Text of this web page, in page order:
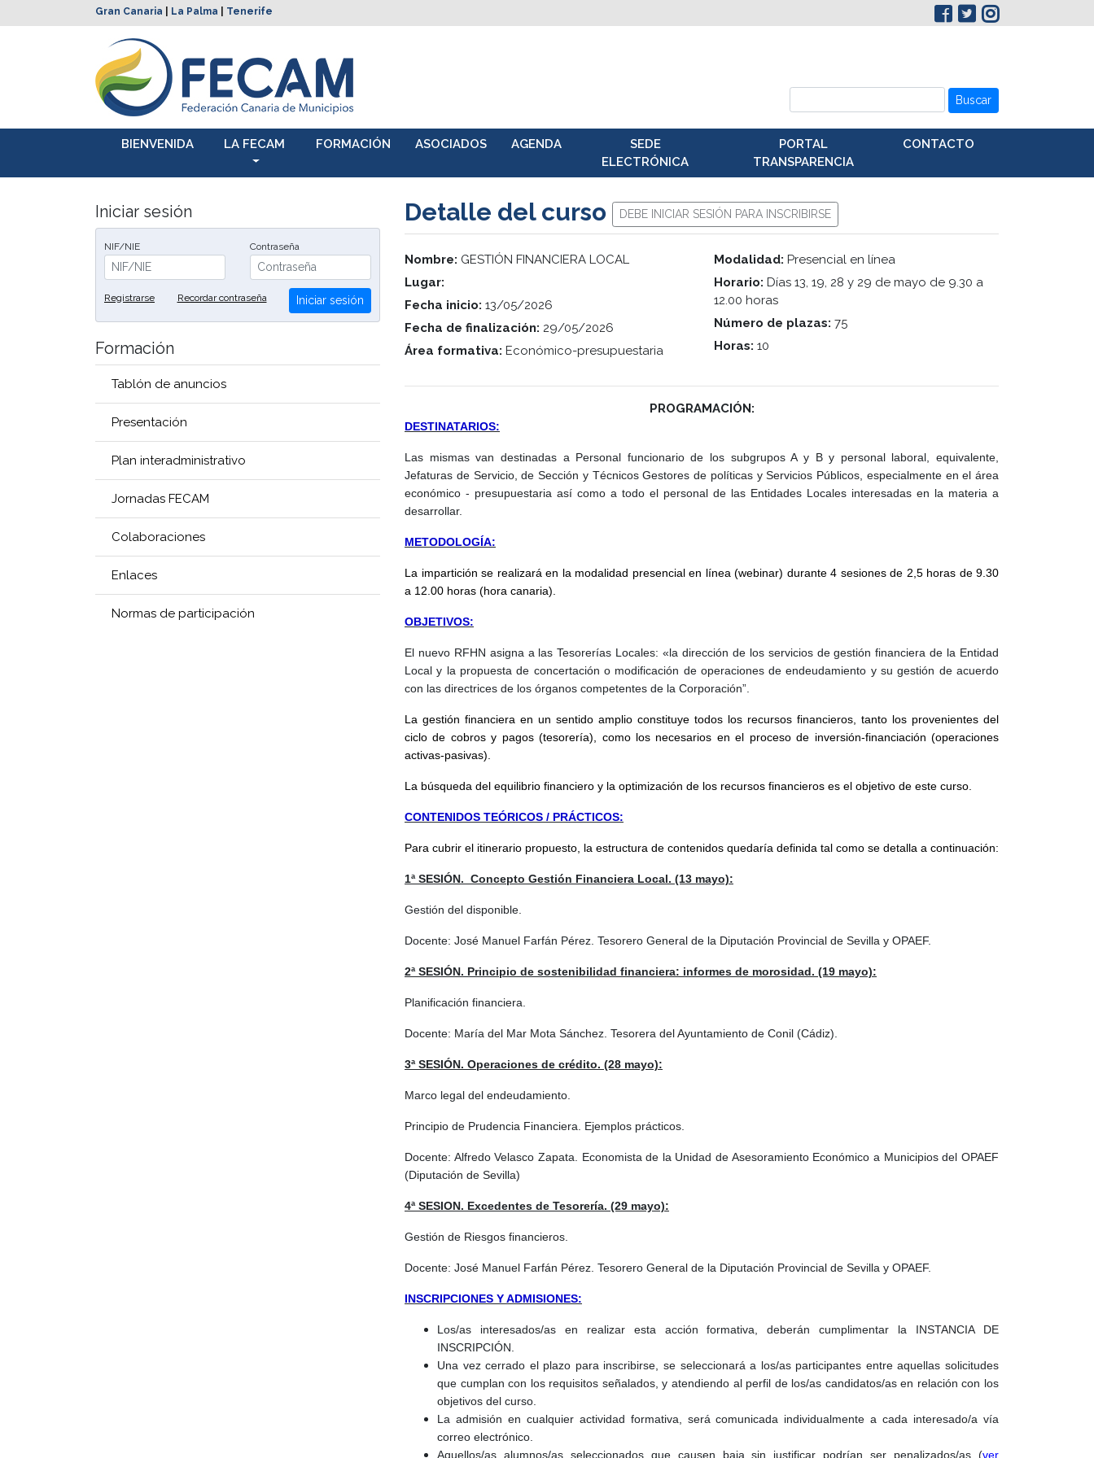
Gran Canaria La Palma Tenerife
Buscar
BIENVENIDA LA FECAM FORMACIÓN ASOCIADOS AGENDA
SEDE
ELECTRÓNICA
PORTAL
TRANSPARENCIA
CONTACTO
Iniciar sesión
NIF/NIE Contraseña
Registrarse Recordar contraseña Iniciar sesión
Formación
Tablón de anuncios
Presentación
Plan interadministrativo
Jornadas FECAM
Colaboraciones
Enlaces
Normas de participación
Detalle del curso DEBE INICIAR SESIÓN PARA INSCRIBIRSE
Nombre: GESTIÓN FINANCIERA LOCAL
Lugar:
Fecha inicio: 13/05/2026
Fecha de finalización: 29/05/2026
Área formativa: Económico-presupuestaria
Modalidad: Presencial en línea
Horario: Días 13, 19, 28 y 29 de mayo de 9.30 a
12.00 horas
Número de plazas: 75
Horas: 10
PROGRAMACIÓN:
DESTINATARIOS:
Las mismas van destinadas a Personal funcionario de los subgrupos A y B y personal laboral, equivalente,
Jefaturas de Servicio, de Sección y Técnicos Gestores de políticas y Servicios Públicos, especialmente en el área
económico - presupuestaria así como a todo el personal de las Entidades Locales interesadas en la materia a
desarrollar.
METODOLOGÍA:
La impartición se realizará en la modalidad presencial en línea (webinar) durante 4 sesiones de 2,5 horas de 9.30
a 12.00 horas (hora canaria).
OBJETIVOS:
El nuevo RFHN asigna a las Tesorerías Locales: «la dirección de los servicios de gestión financiera de la Entidad
Local y la propuesta de concertación o modificación de operaciones de endeudamiento y su gestión de acuerdo
con las directrices de los órganos competentes de la Corporación”.
La gestión financiera en un sentido amplio constituye todos los recursos financieros, tanto los provenientes del
ciclo de cobros y pagos (tesorería), como los necesarios en el proceso de inversión-financiación (operaciones
activas-pasivas).
La búsqueda del equilibrio financiero y la optimización de los recursos financieros es el objetivo de este curso.
CONTENIDOS TEÓRICOS / PRÁCTICOS:
Para cubrir el itinerario propuesto, la estructura de contenidos quedaría definida tal como se detalla a continuación:
1ª SESIÓN. Concepto Gestión Financiera Local. (13 mayo):
Gestión del disponible.
Docente: José Manuel Farfán Pérez. Tesorero General de la Diputación Provincial de Sevilla y OPAEF.
2ª SESIÓN. Principio de sostenibilidad financiera: informes de morosidad. (19 mayo):
Planificación financiera.
Docente: María del Mar Mota Sánchez. Tesorera del Ayuntamiento de Conil (Cádiz).
3ª SESIÓN. Operaciones de crédito. (28 mayo):
Marco legal del endeudamiento.
Principio de Prudencia Financiera. Ejemplos prácticos.
Docente: Alfredo Velasco Zapata. Economista de la Unidad de Asesoramiento Económico a Municipios del OPAEF
(Diputación de Sevilla)
4ª SESION. Excedentes de Tesorería. (29 mayo):
Gestión de Riesgos financieros.
Docente: José Manuel Farfán Pérez. Tesorero General de la Diputación Provincial de Sevilla y OPAEF.
INSCRIPCIONES Y ADMISIONES:
Los/as interesados/as en realizar esta acción formativa, deberán cumplimentar la INSTANCIA DE
INSCRIPCIÓN.
Una vez cerrado el plazo para inscribirse, se seleccionará a los/as participantes entre aquellas solicitudes
que cumplan con los requisitos señalados, y atendiendo al perfil de los/as candidatos/as en relación con los
objetivos del curso.
La admisión en cualquier actividad formativa, será comunicada individualmente a cada interesado/a vía
correo electrónico.
Aquellos/as alumnos/as seleccionados que causen baja sin justificar podrían ser penalizados/as (ver